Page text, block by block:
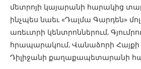
մետրոյի կայարանի հարակից
ինչպես նաեւ «Դալմա Գարդեն» մոլ
առեւտրի կենտրոններում,
հրապարակում, Վանաձորի
Դիլիջանի քաղաքապետարանի